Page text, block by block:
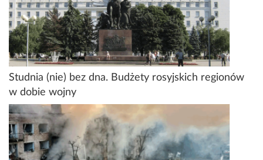
Studnia (nie) bez dna. Budżety rosyjskich regionów
w dobie wojny